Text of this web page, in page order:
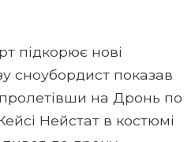
підкорює нові
сноубордист показав
на Дронь по
Нейстат в костюмі